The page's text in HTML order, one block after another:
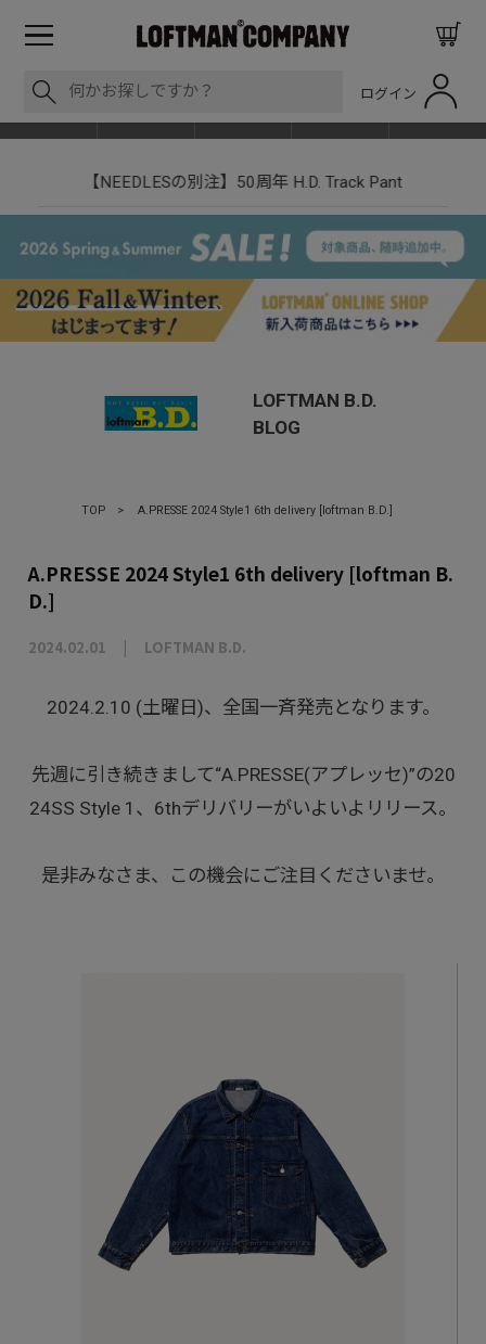
ログイン
【NEEDLESの別注】50周年 H.D. Track Pant
LOFTMAN B.D.
BLOG
TOP > A.PRESSE 2024 Style1 6th delivery [loftman B.D.]
A.PRESSE 2024 Style1 6th delivery [loftman B.
D.]
2024.02.01 LOFTMAN B.D.
2024.2.10 (土曜日)、全国一斉発売となります。
先週に引き続きまして“A.PRESSE(アプレッセ)”の20
24SS Style 1、6thデリバリーがいよいよリリース。
是非みなさま、この機会にご注目くださいませ。